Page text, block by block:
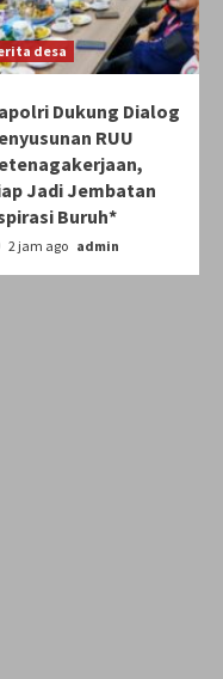
desa
Dukung Dialog
RUU
Jadi Jembatan
Buruh*
2 jam ago admin